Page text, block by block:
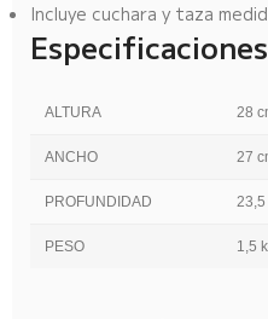
Incluye cuchara y taza
Especificaciones
ALTURA 28
ANCHO 27
PROFUNDIDAD 23,5
PESO 1,5